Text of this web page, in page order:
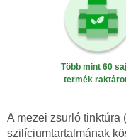
Több mint 60
termék
A mezei zsurló tinktúra
szilíciumtartalmának